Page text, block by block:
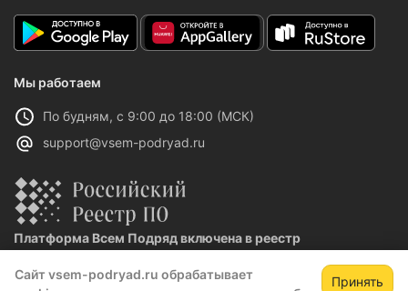
Сайт vsem-podryad.ru обрабатывает
Принять
Мы работаем
По будням, с 9:00 до 18:00 (МСК)
support@vsem-podryad.ru
Платформа Всем Подряд включена в реестр
Реестровая запись №32021 от 06.02.2026